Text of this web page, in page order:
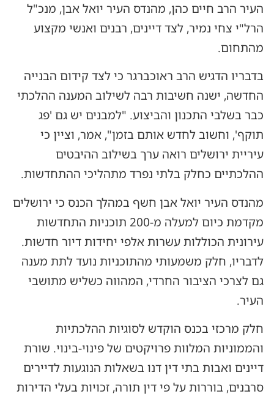
העיר הרב חיים כהן, מהנדס העיר יואל אבן, מנכ"ל
הרל"י צחי נמיר, לצד דיינים, רבנים ואנשי מקצוע
מהתחום.
בדבריו הדגיש הרב ראוכברגר כי לצד קידום הבנייה
החדשה, ישנה חשיבות רבה לשילוב המענה ההלכתי
כבר בשלבי התכנון והביצוע. "למבנים יש גם 'פג
תוקף', וחשוב לחדש אותם בזמן", אמר, וציין כי
עיריית ירושלים רואה ערך בשילוב ההיבטים
ההלכתיים כחלק בלתי נפרד מתהליכי ההתחדשות.
מהנדס העיר יואל אבן חשף במהלך הכנס כי ירושלים
מקדמת כיום למעלה מ-200 תוכניות התחדשות
עירונית הכוללות עשרות אלפי יחידות דיור חדשות.
לדבריו, חלק משמעותי מהתוכניות נועד לתת מענה
גם לצרכי הציבור החרדי, המהווה כשליש מתושבי
העיר.
חלק מרכזי בכנס הוקדש לסוגיות ההלכתיות
והממוניות המלוות פרויקטים של פינוי-בינוי. שורת
דיינים ואבות בתי דין דנו בשאלות הנוגעות לדיירים
סרבנים, בוררות על פי דין תורה, זכויות בעלי הדירות